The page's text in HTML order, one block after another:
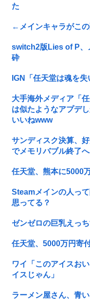
た
←メインキャラがこ
switch2版Lies of P、
砕
IGN「任天堂は魂を
大手海外メディア「
は似たようなアプデ
いいねwww
サンディスク決算、
でメモリバブル終了へ
任天堂、熊本に5000
Steamメインの人っ
思ってる？
ゼンゼロの巨乳えっ
任天堂、5000万円寄
ワイ「このアイスお
イスじゃん」
ラーメン屋さん、青